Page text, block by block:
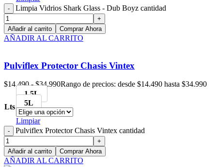
Limpia Vidrios Shark Glass - Dub Boyz cantidad
Añadir al carrito Comprar Ahora
AÑADIR AL CARRITO
Pulviflex Protector Chasis Vintex
$14.490 - $34.990Rango de precios: desde $14.490 hasta $34.990
Lts
1.5L
5L
Limpiar
Pulviflex Protector Chasis Vintex cantidad
Añadir al carrito Comprar Ahora
AÑADIR AL CARRITO